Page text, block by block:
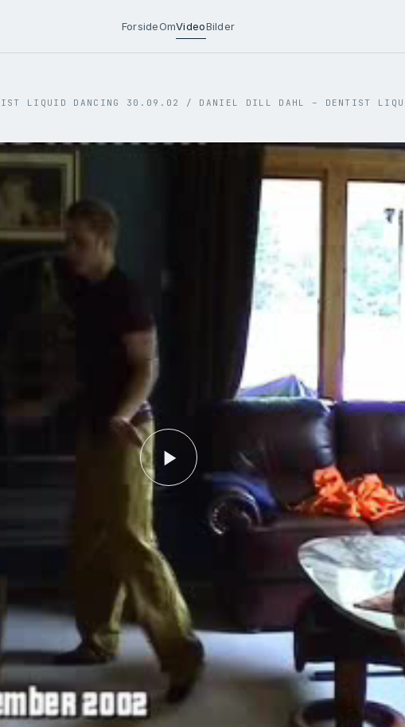
ForsideOmVideoBilder
LIQUID DANCING 30.09.02 / DANIEL DILL DAHL – DENTIST
Play
Video